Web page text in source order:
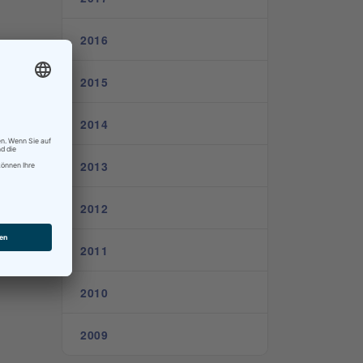
2016
2015
2014
2013
2012
2011
2010
2009